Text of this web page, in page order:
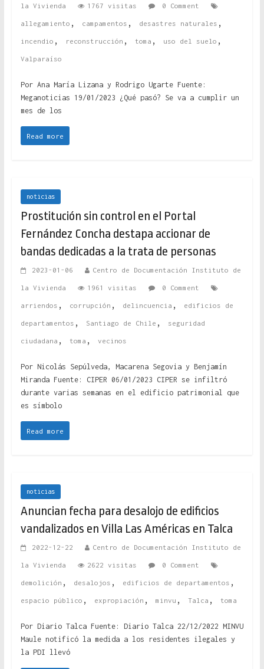
la Vivienda 1767 visitas 0 Comment
allegamiento , campamentos , desastres naturales ,
incendio , reconstrucción , toma , uso del suelo ,
Valparaíso
Por Ana María Lizana y Rodrigo Ugarte Fuente:
Meganoticias 19/01/2023 ¿Qué pasó? Se va a cumplir un
mes de los
Read more
noticias
Prostitución sin control en el Portal
Fernández Concha destapa accionar de
bandas dedicadas a la trata de personas
2023-01-06 Centro de Documentación Instituto de
la Vivienda 1961 visitas 0 Comment
arriendos , corrupción , delincuencia , edificios de
departamentos , Santiago de Chile , seguridad
ciudadana , toma , vecinos
Por Nicolás Sepúlveda, Macarena Segovia y Benjamín
Miranda Fuente: CIPER 06/01/2023 CIPER se infiltró
durante varias semanas en el edificio patrimonial que
es símbolo
Read more
noticias
Anuncian fecha para desalojo de edificios
vandalizados en Villa Las Américas en Talca
2022-12-22 Centro de Documentación Instituto de
la Vivienda 2622 visitas 0 Comment
demolición , desalojos , edificios de departamentos ,
espacio público , expropiación , minvu , Talca , toma
Por Diario Talca Fuente: Diario Talca 22/12/2022 MINVU
Maule notificó la medida a los residentes ilegales y
la PDI llevó